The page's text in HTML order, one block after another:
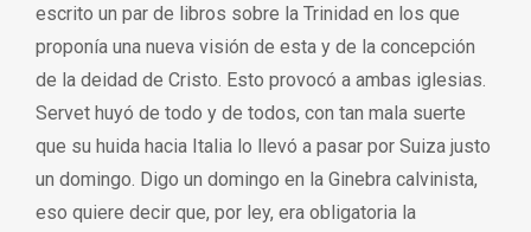
escrito un par de libros sobre la Trinidad en los que
proponía una nueva visión de esta y de la concepción
de la deidad de Cristo. Esto provocó a ambas iglesias.
Servet huyó de todo y de todos, con tan mala suerte
que su huida hacia Italia lo llevó a pasar por Suiza justo
un domingo. Digo un domingo en la Ginebra calvinista,
eso quiere decir que, por ley, era obligatoria la